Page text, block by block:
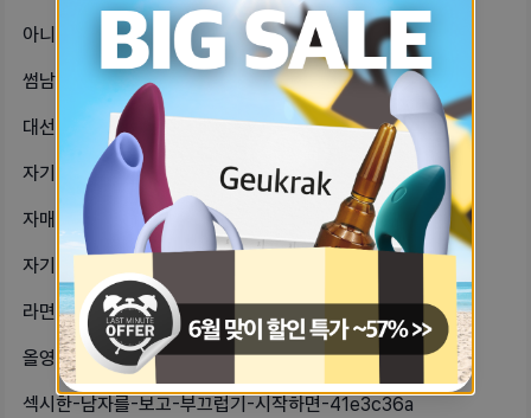
아니-오늘-바람-왜이래-자전거-타는데-5a5cac86
썸남이랑-이번-대선투표-이야기했다가-1f4d51dc
대선기간이고-직후라-그런가-자기방-하-48fb7951
자기들-당근좋아해-근데-이렇게-큰당근-f22ebabb
자매들-보면-언니는-약간-성숙한상이고-b9fa3b8e
자기들아-오늘-밖에-바람은-많이-불지-dc12e052
라면-파스타-순두부찌개뭐먹을깡-b4d2ced0
올영에서-7만원-이상-만원-할인-10-6f4dd98a
섹시한-남자를-보고-부끄럽기-시작하면-41e3c36a